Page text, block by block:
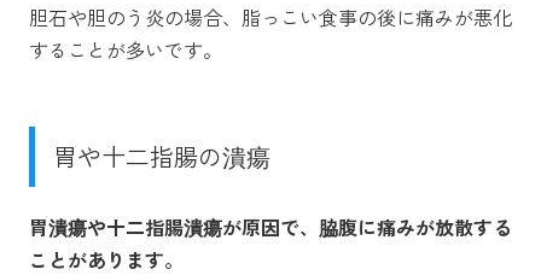
胆石や胆のう炎の場合、脂っこい食事の後に痛みが悪化
することが多いです。
胃や十二指腸の潰瘍
胃潰瘍や十二指腸潰瘍が原因で、脇腹に痛みが放散する
ことがあります。